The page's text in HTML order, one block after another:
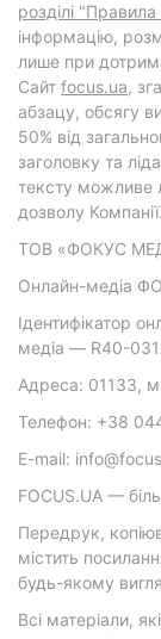
розділі
інформацію,
лише при
Cайт focus.ua,
абзацу, обсягу
50% від
заголовку та
тексту можливе
дозволу Компанії.
ТОВ «ФОКУС
Онлайн-медіа
Ідентифікатор
медіа — R40-
Адреса: 01133,
Телефон: +38
E-mail:
FOCUS.UA —
Передрук,
містить
будь-якому
Всі матеріали,